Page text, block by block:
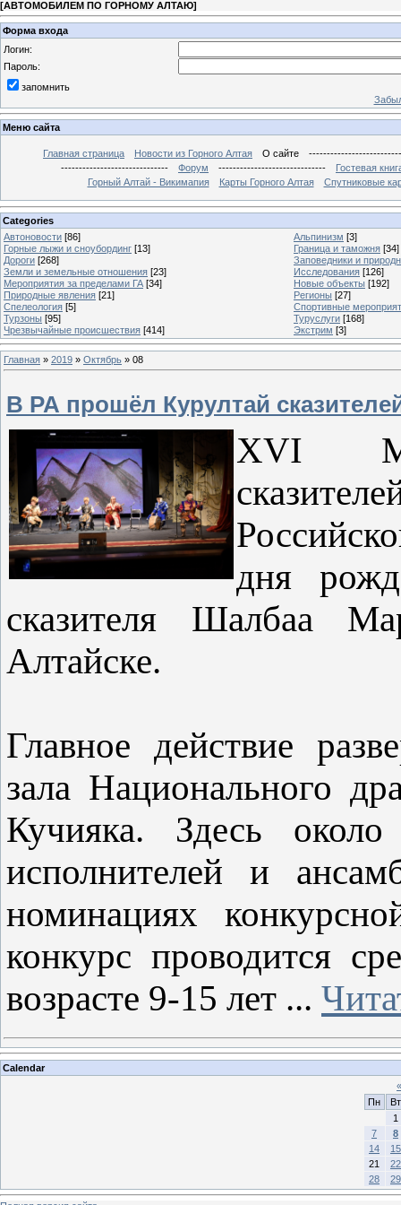
[АВТОМОБИЛЕМ ПО ГОРНОМУ АЛТАЮ]
Форма входа
Логин:
Пароль:
запомнить
Меню сайта
Главная страница Новости из Горного Алтая О сайте
------------------------------
Форум ------------------------------
Гостевая
Горный Алтай - Викимапия
Карты Горного Алтая Спутниковые
Categories
Автоновости [86] Альпинизм [3]
Горные лыжи и сноубординг [13] Граница и таможня [34]
Дороги [268]
Заповедники и
Земли и земельные отношения [23] Исследования [126]
Мероприятия за пределами ГА [34] Новые объекты [192]
Природные явления [21] Регионы [27]
Спелеология [5]
Спортивные
Турзоны [95] Туруслуги [168]
Чрезвычайные происшествия [414] Экстрим [3]
Главная » 2019 » Октябрь » 08
В РА прошёл Курултай
XVI
дня
сказителя Шалбаа
Алтайске.
Главное действие
зала Национального
Кучияка. Здесь
исполнителей и
номинациях
конкурс проводится
возрасте 9-15 лет ...
Calendar
«
Пн
Вт
1
7
8
14
15
21
22
28
29